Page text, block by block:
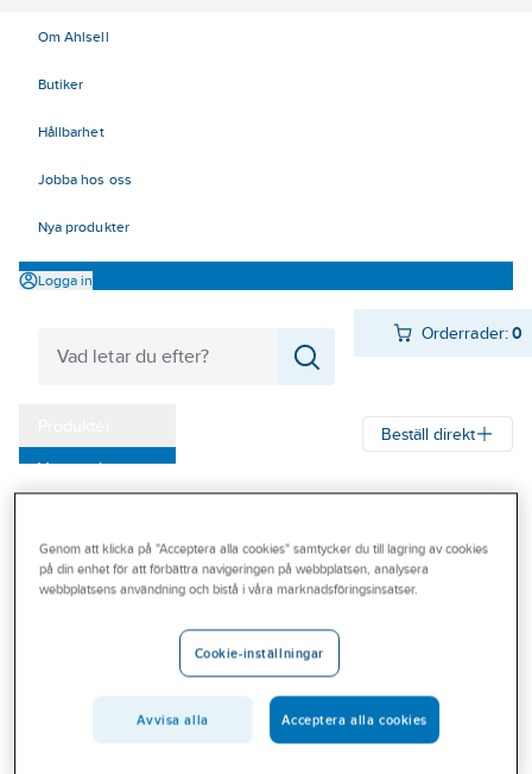
Om Ahlsell
Butiker
Hållbarhet
Jobba hos oss
Nya produkter
Logga in
Orderrader:0
Varumärken
Outlet
Branscher
Beställ direkt
3M
900/8 skaft
SPINDEL 3M 900/6
6X20MM SKAFT
Genom att klicka på "Acceptera alla cookies" samtycker du till lagring av cookies
på din enhet för att förbättra navigeringen på webbplatsen, analysera
webbplatsens användning och bistå i våra marknadsföringsinsatser.
Cookie-inställningar
Avvisa alla Acceptera alla cookies